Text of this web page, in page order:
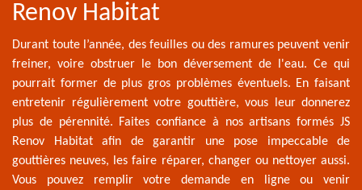
Renov Habitat
Durant toute l’année, des feuilles ou des ramures peuvent venir
freiner, voire obstruer le bon déversement de l'eau. Ce qui
pourrait former de plus gros problèmes éventuels. En faisant
entretenir régulièrement votre gouttière, vous leur donnerez
plus de pérennité. Faites confiance à nos artisans formés JS
Renov Habitat afin de garantir une pose impeccable de
gouttières neuves, les faire réparer, changer ou nettoyer aussi.
Vous pouvez remplir votre demande en ligne ou venir